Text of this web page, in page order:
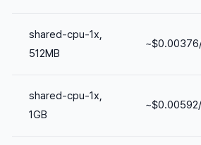
shared-cpu-1x,
512MB
shared-cpu-1x,
1GB